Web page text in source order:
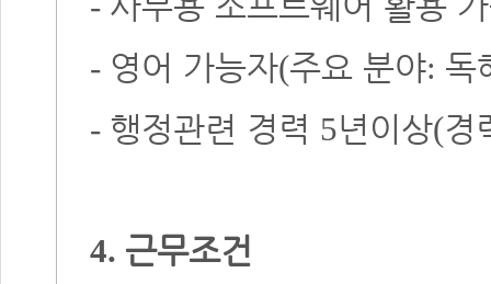
- 영어 가능자(주요 분야: 독
- 행정관련 경력 5년이상(경
4. 근무조건